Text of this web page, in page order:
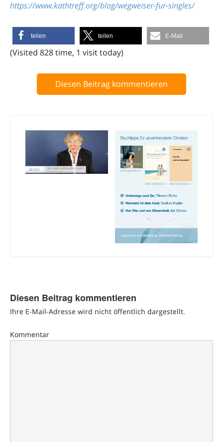
https://www.kathtreff.org/blog/wegweiser-fur-singles/
teilen teilen E-Mail
(Visited 828 time, 1 visit today)
Diesen Beitrag kommentieren
Diesen Beitrag kommentieren
Ihre E-Mail-Adresse wird nicht öffentlich dargestellt.
Kommentar